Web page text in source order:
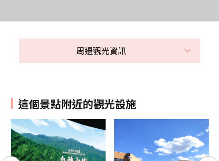
周邊觀光資訊
這個景點附近的觀光設施